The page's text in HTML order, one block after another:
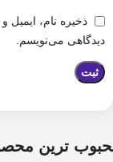
ذخیره نام، ایمیل
دیدگاهی می‌نویسم.
ترین